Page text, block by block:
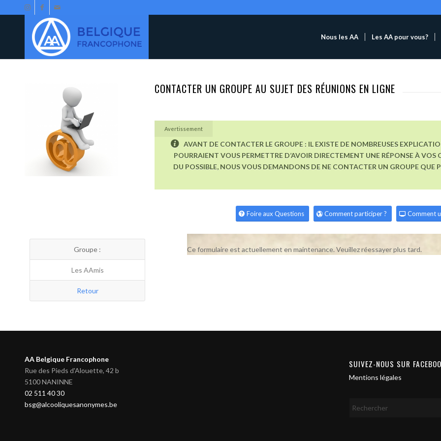
Nous les AA Les AA pour vous?
CONTACTER UN GROUPE AU SUJET DES RÉUNIONS EN LIGNE
Avertissement
AVANT DE CONTACTER LE GROUPE : IL EXISTE DE NOMBREUSES
POURRAIENT VOUS PERMETTRE D’AVOIR DIRECTEMENT UNE RÉPONSE À VOS
DU POSSIBLE, NOUS VOUS DEMANDONS DE NE CONTACTER UN GROUPE QUE
Foire aux Questions Comment participer ? Comment
Groupe :
Les AAmis
Retour
Ce formulaire est actuellement en maintenance. Veuillez réessayer plus tard.
AA Belgique Francophone
Rue des Pieds d'Alouette, 42 b
5100 NANINNE
02 511 40 30
bsg@alcooliquesanonymes.be
SUIVEZ-NOUS SUR
Mentions légales